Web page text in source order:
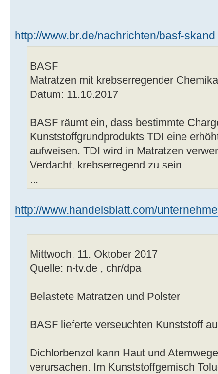
http://www.br.de/nachrichten/basf-
BASF
Matratzen mit krebserregender
Datum: 11.10.2017
BASF räumt ein, dass bestimmte
Kunststoffgrundprodukts TDI eine
aufweisen. TDI wird in Matratzen
Verdacht, krebserregend zu sein.
...
http://www.handelsblatt.com/
Mittwoch, 11. Oktober 2017
Quelle: n-tv.de , chr/dpa
Belastete Matratzen und Polster
BASF lieferte verseuchten Kunststoff
Dichlorbenzol kann Haut und
verursachen. Im Kunststoffgemisch